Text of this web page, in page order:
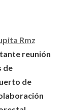
Rmz
reunión
de
de